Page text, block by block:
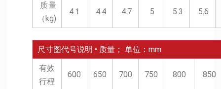
质量
（kg)
4.1 4.4 4.7 5 5.3 5.6
尺寸图代号说明 • 质量； 单位：mm
有效
行程
600 650 700 750 800 850